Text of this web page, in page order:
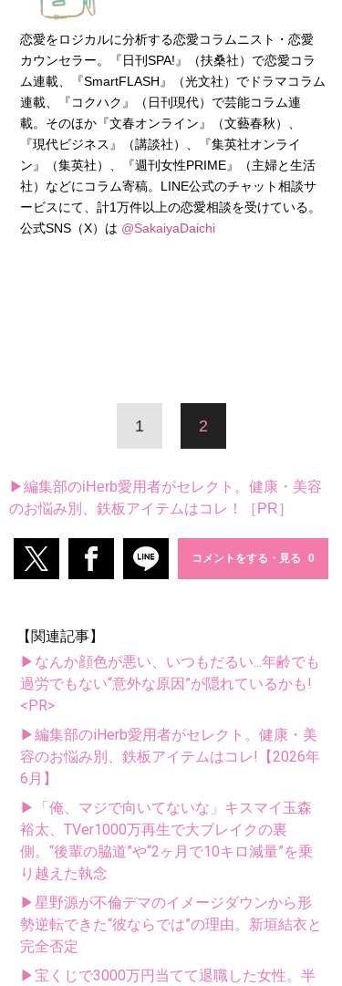
恋愛をロジカルに分析する恋愛コラムニスト・恋愛
カウンセラー。『日刊SPA!』（扶桑社）で恋愛コラ
ム連載、『SmartFLASH』（光文社）でドラマコラム
連載、『コクハク』（日刊現代）で芸能コラム連
載。そのほか『文春オンライン』（文藝春秋）、
『現代ビジネス』（講談社）、『集英社オンライ
ン』（集英社）、『週刊女性PRIME』（主婦と生活
社）などにコラム寄稿。LINE公式のチャット相談サ
ービスにて、計1万件以上の恋愛相談を受けている。
公式SNS（X）は @SakaiyaDaichi
1 2
▶編集部のiHerb愛用者がセレクト。健康・美容
のお悩み別、鉄板アイテムはコレ！［PR］
コメントをする・見る
【関連記事】
▶なんか顔色が悪い、いつもだるい...年齢でも
過労でもない“意外な原因”が隠れているかも!
<PR>
▶編集部のiHerb愛用者がセレクト。健康・美
容のお悩み別、鉄板アイテムはコレ!【2026年
6月】
▶「俺、マジで向いてないな」キスマイ玉森
裕太、TVer1000万再生で大ブレイクの裏
側。“後輩の脇道”や“2ヶ月で10キロ減量”を乗
り越えた執念
▶星野源が不倫デマのイメージダウンから形
勢逆転できた“彼ならでは”の理由。新垣結衣と
完全否定
▶宝くじで3000万円当てて退職した女性。半